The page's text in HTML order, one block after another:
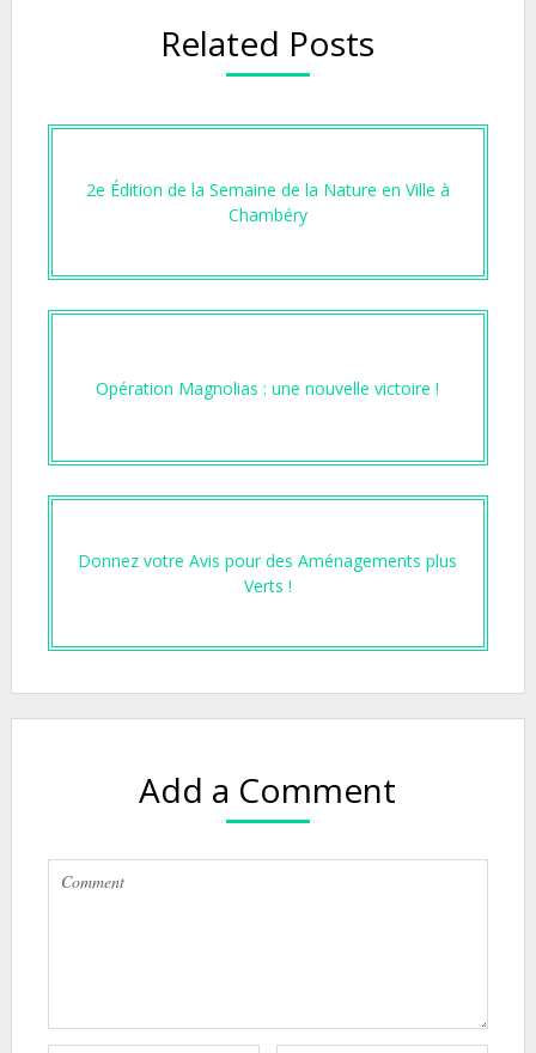
Related Posts
2e Édition de la Semaine de la Nature en Ville à
Chambéry
Opération Magnolias : une nouvelle victoire !
Donnez votre Avis pour des Aménagements plus
Verts !
Add a Comment